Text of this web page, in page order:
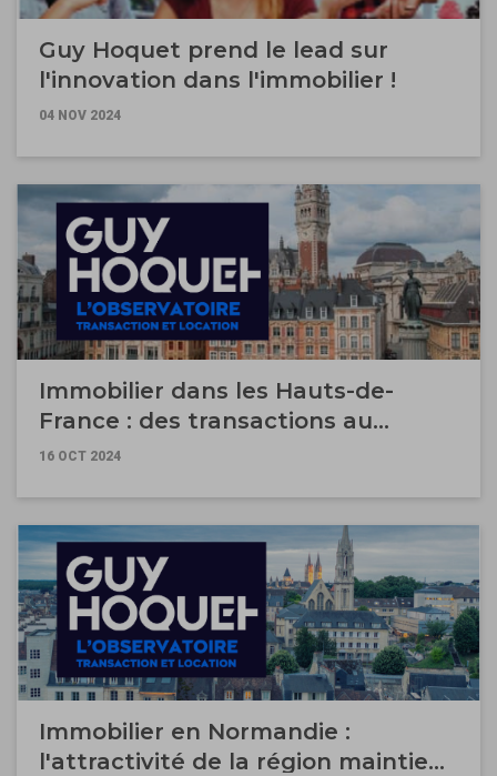
Guy Hoquet prend le lead sur
l'innovation dans l'immobilier !
04 NOV 2024
Immobilier dans les Hauts-de-
France : des transactions au
ralenti, des locations sous haute
16 OCT 2024
Immobilier en Normandie :
l'attractivité de la région maintient